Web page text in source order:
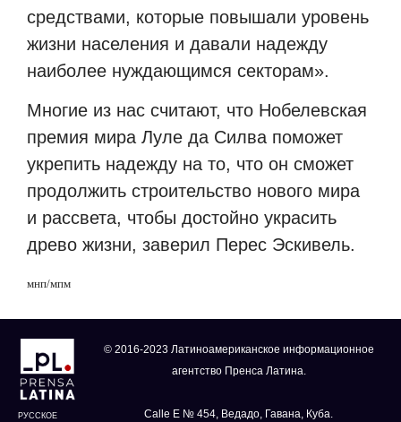
средствами, которые повышали уровень
жизни населения и давали надежду
наиболее нуждающимся секторам».
Многие из нас считают, что Нобелевская
премия мира Луле да Силва поможет
укрепить надежду на то, что он сможет
продолжить строительство нового мира
и рассвета, чтобы достойно украсить
древо жизни, заверил Перес Эскивель.
мнп/мпм
РУССКОЕ
© 2016-2023 Латиноамериканское информационное
агентство Пренса Латина.
Calle E № 454, Ведадо, Гавана, Куба.